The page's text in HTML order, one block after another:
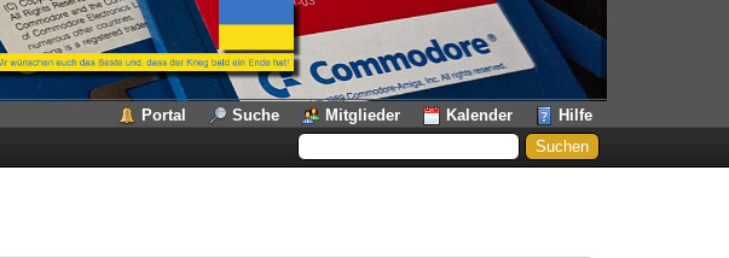
Portal Suche Mitglieder Kalender
Hilfe